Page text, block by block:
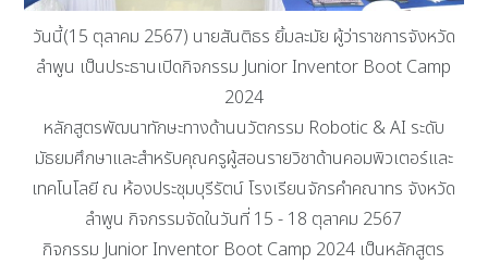
วันนี้(15 ตุลาคม 2567) นายสันติธร ยิ้มละมัย ผู้ว่าราชการจังหวัด
ลำพูน เป็นประธานเปิดกิจกรรม Junior Inventor Boot Camp
2024
หลักสูตรพัฒนาทักษะทางด้านนวัตกรรม Robotic & AI ระดับ
มัธยมศึกษาและสำหรับคุณครูผู้สอนรายวิชาด้านคอมพิวเตอร์และ
เทคโนโลยี ณ ห้องประชุมบุรีรัตน์ โรงเรียนจักรคำคณาทร จังหวัด
ลำพูน กิจกรรมจัดในวันที่ 15 - 18 ตุลาคม 2567
กิจกรรม Junior Inventor Boot Camp 2024 เป็นหลักสูตร